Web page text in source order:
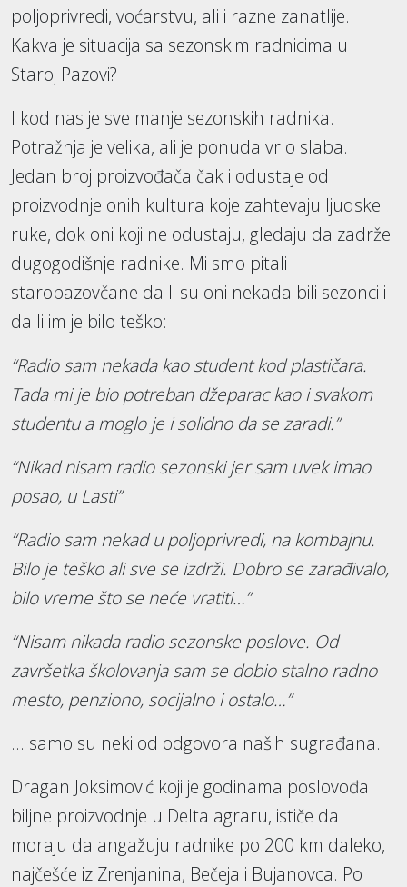
poljoprivredi, voćarstvu, ali i razne zanatlije.
Kakva je situacija sa sezonskim radnicima u
Staroj Pazovi?
I kod nas je sve manje sezonskih radnika.
Potražnja je velika, ali je ponuda vrlo slaba.
Jedan broj proizvođača čak i odustaje od
proizvodnje onih kultura koje zahtevaju ljudske
ruke, dok oni koji ne odustaju, gledaju da zadrže
dugogodišnje radnike. Mi smo pitali
staropazovčane da li su oni nekada bili sezonci i
da li im je bilo teško:
“Radio sam nekada kao student kod plastičara.
Tada mi je bio potreban džeparac kao i svakom
studentu a moglo je i solidno da se zaradi.”
“Nikad nisam radio sezonski jer sam uvek imao
posao, u Lasti”
“Radio sam nekad u poljoprivredi, na kombajnu.
Bilo je teško ali sve se izdrži. Dobro se zarađivalo,
bilo vreme što se neće vratiti…”
“Nisam nikada radio sezonske poslove. Od
završetka školovanja sam se dobio stalno radno
mesto, penziono, socijalno i ostalo…”
… samo su neki od odgovora naših sugrađana.
Dragan Joksimović koji je godinama poslovođa
biljne proizvodnje u Delta agraru, ističe da
moraju da angažuju radnike po 200 km daleko,
najčešće iz Zrenjanina, Bečeja i Bujanovca. Po